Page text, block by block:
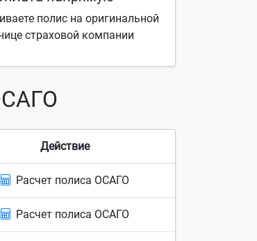
полис на оригинальной
страховой компании
Действие
Расчет полиса ОСАГО
Расчет полиса ОСАГО